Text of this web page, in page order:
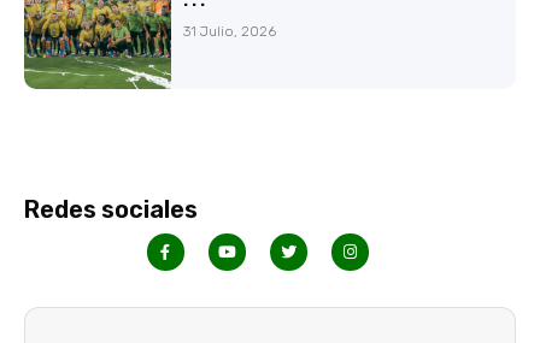
31 Julio, 2026
Redes sociales